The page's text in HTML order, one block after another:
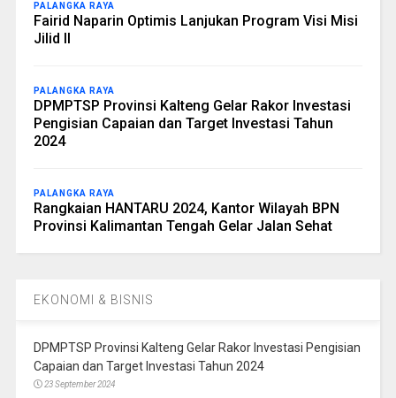
PALANGKA RAYA
Fairid Naparin Optimis Lanjukan Program Visi Misi
Jilid II
PALANGKA RAYA
DPMPTSP Provinsi Kalteng Gelar Rakor Investasi
Pengisian Capaian dan Target Investasi Tahun
2024
PALANGKA RAYA
Rangkaian HANTARU 2024, Kantor Wilayah BPN
Provinsi Kalimantan Tengah Gelar Jalan Sehat
EKONOMI & BISNIS
DPMPTSP Provinsi Kalteng Gelar Rakor Investasi Pengisian
Capaian dan Target Investasi Tahun 2024
23 September 2024